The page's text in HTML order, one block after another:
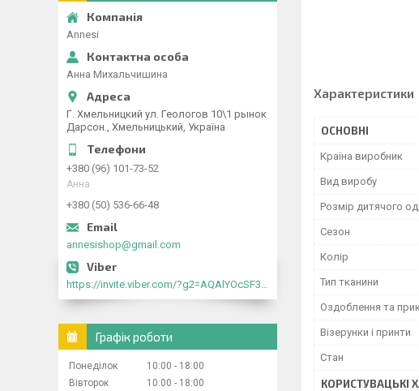
Характеристики
ОСНОВНІ
Країна виробник
Вид виробу
Розмір дитячого
Сезон
Колір
Тип тканини
Оздоблення та
Візерунки і принти
Стан
КОРИСТУВАЦЬКІ
Annesi
Анна Михальчишина
Г. Хмельницкий ул. Геологов 10\1 рынок
Дарсон., Хмельницький, Україна
+380 (96) 101-73-52
Анна
+380 (50) 536-66-48
annesishop@gmail.com
https://invite.viber.com/?g2=AQAlYOcSF30rb0kdJdojYDWtk4sNE5eWPg2Om5jJmRlpJwnTwfwnCzMMxer2vioZ"
Графік роботи
Понеділок 10:00
18:00
Вівторок
10:00 18:00